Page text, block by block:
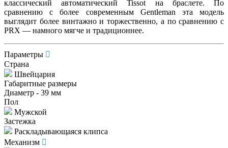
классический автоматический Tissot на браслете. По
сравнению с более современным Gentleman эта модель
выглядит более винтажно и торжественно, а по сравнению с
PRX — намного мягче и традиционнее.
Параметры
Страна
Швейцария
Габаритные размеры
Диаметр - 39 мм
Пол
Мужской
Застежка
Раскладывающаяся клипса
Механизм